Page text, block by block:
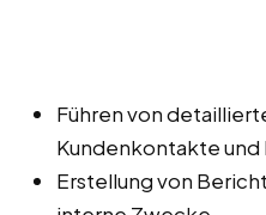
Führen von
Kundenkontakte
Erstellung von